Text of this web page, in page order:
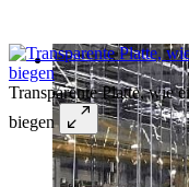
Transparente Platte, wie
biegen